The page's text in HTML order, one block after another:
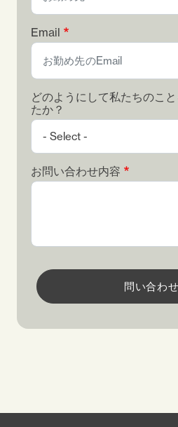
Email
どのようにして私たちのこ
たか？
お問い合わせ内容
問い合わ